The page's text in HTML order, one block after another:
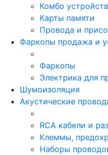
Комбо
Карты памяти
Провода и
Фаркопы продажа и
Фаркопы
Электрика для
Шумоизоляция
Акустические
RCA кабели и
Клеммы,
Наборы